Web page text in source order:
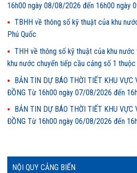
NỘI QUY CẢNG BIỂN
16h00 ngày 08/08/2026 đến 16h00 ngày
TBHH về thông số kỹ thuật của khu
Phú Quốc
THH về thông số kỹ thuật của khu
khu nước chuyển tiếp cầu cảng số 1 thuộc
BẢN TIN DỰ BÁO THỜI TIẾT KHU VỰC
ĐỒNG Từ 16h00 ngày 07/08/2026 đến
BẢN TIN DỰ BÁO THỜI TIẾT KHU VỰC
ĐỒNG Từ 16h00 ngày 06/08/2026 đến